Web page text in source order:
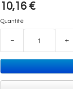
10,16 €
Quantité
− +